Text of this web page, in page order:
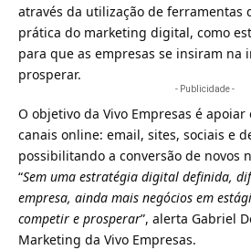
através da utilização de ferramentas
prática do marketing digital, como
para que as empresas se insiram na
prosperar.
- Publicidade -
O objetivo da Vivo Empresas é
canais online: email, sites, sociais e
possibilitando a conversão de novos
“Sem uma estratégia digital definida,
empresa, ainda mais negócios em
competir e prosperar”, alerta Gabriel
Marketing da Vivo Empresas.